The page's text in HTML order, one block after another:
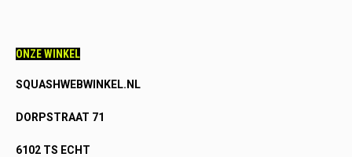
ONZE WINKEL
SQUASHWEBWINKEL.NL
DORPSTRAAT 71
6102 TS ECHT